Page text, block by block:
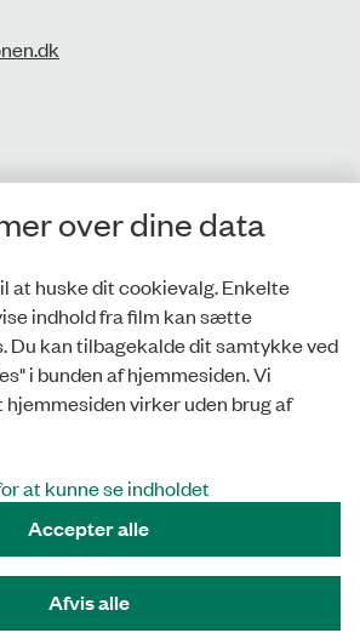
over dine data
at huske dit cookievalg. Enkelte
indhold fra film kan sætte
Du kan tilbagekalde dit samtykke ved
i bunden af hjemmesiden. Vi
virker uden brug af
at kunne se indholdet
Accepter alle
Afvis alle